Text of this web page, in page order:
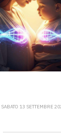
SABATO 13 SETTEMBRE